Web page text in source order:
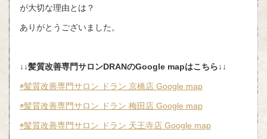
ありがとうございました。
↓↓髪質改善専門サロンDRANのGoogle mapはこちら ↓↓
◉髪質改善専門サロン ドラン 京橋店 Google map
◉髪質改善専門サロン ドラン 梅田店 Google map
◉髪質改善専門サロン ドラン 天王寺店 Google map